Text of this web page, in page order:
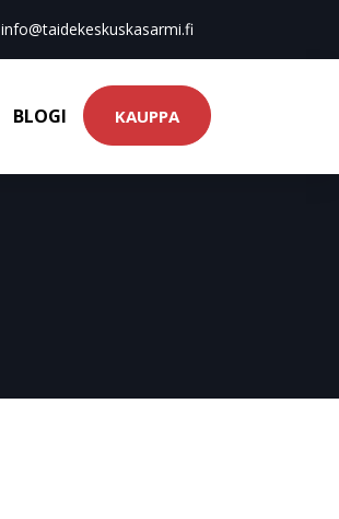
info@taidekeskuskasarmi.fi
BLOGI KAUPPA